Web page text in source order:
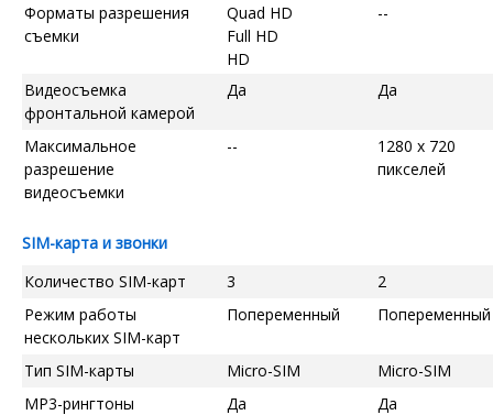
Форматы разрешения
съемки
Quad HD
Full HD
HD
--
Видеосъемка
фронтальной камерой
Да Да
Максимальное
разрешение
видеосъемки
--
1280 x 720
пикселей
SIM-карта и звонки
Количество SIM-карт
3
2
Режим работы
нескольких SIM-карт
Попеременный Попеременный
Тип SIM-карты Micro-SIM
Micro-SIM
MP3-рингтоны
Да
Да